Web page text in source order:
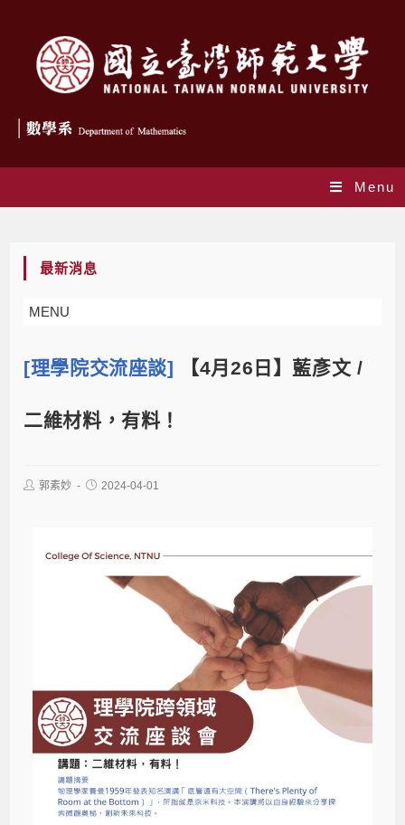
Menu
最新消息
MENU
[理學院交流座談] 【4月26日】藍彥文 /
二維材料，有料！
郭素妙 2024-04-01